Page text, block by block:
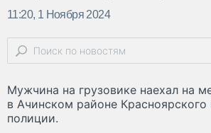
11:20, 1 Ноября 2024
Мужчина на грузовике наехал на
в Ачинском районе
полиции.